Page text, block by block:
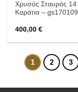
Χρυσός Σταυρός 14
Καράτια – gs170109
400,00€
1 2 3